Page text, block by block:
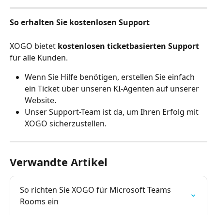
So erhalten Sie kostenlosen Support
XOGO bietet kostenlosen ticketbasierten Support
für alle Kunden.
Wenn Sie Hilfe benötigen, erstellen Sie einfach
ein Ticket über unseren KI-Agenten auf unserer
Website.
Unser Support-Team ist da, um Ihren Erfolg mit
XOGO sicherzustellen.
Verwandte Artikel
So richten Sie XOGO für Microsoft Teams
Rooms ein